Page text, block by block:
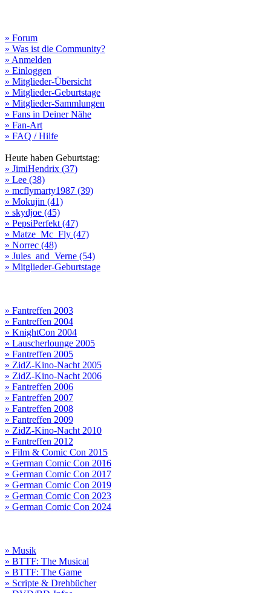
» Forum
» Was ist die Community?
» Anmelden
» Einloggen
» Mitglieder-Übersicht
» Mitglieder-Geburtstage
» Mitglieder-Sammlungen
» Fans in Deiner Nähe
» Fan-Art
» FAQ / Hilfe
Heute haben Geburtstag:
» JimiHendrix (37)
» Lee (38)
» mcflymarty1987 (39)
» Mokujin (41)
» skydjoe (45)
» PepsiPerfekt (47)
» Matze_Mc_Fly (47)
» Norrec (48)
» Jules_and_Verne (54)
» Mitglieder-Geburtstage
» Fantreffen 2003
» Fantreffen 2004
» KnightCon 2004
» Lauscherlounge 2005
» Fantreffen 2005
» ZidZ-Kino-Nacht 2005
» ZidZ-Kino-Nacht 2006
» Fantreffen 2006
» Fantreffen 2007
» Fantreffen 2008
» Fantreffen 2009
» ZidZ-Kino-Nacht 2010
» Fantreffen 2012
» Film & Comic Con 2015
» German Comic Con 2016
» German Comic Con 2017
» German Comic Con 2019
» German Comic Con 2023
» German Comic Con 2024
» Musik
» BTTF: The Musical
» BTTF: The Game
» Scripte & Drehbücher